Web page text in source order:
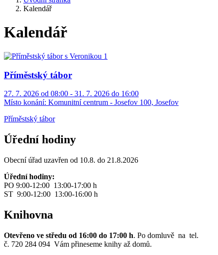
Kalendář
Kalendář
Příměstský tábor
27. 7. 2026 od 08:00 - 31. 7. 2026 do 16:00
Místo konání: Komunitní centrum - Josefov 100, Josefov
Příměstský tábor
Úřední hodiny
Obecní úřad uzavřen od 10.8. do 21.8.2026
Úřední hodiny:
PO 9:00-12:00 13:00-17:00 h
ST 9:00-12:00 13:00-16:00 h
Knihovna
Otevřeno ve středu od 16:00 do 17:00 h. Po domluvě na tel.
č. 720 284 094 Vám přineseme knihy až domů.